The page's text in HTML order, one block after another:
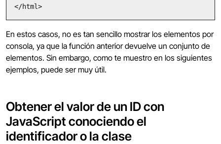
</html>
En estos casos, no es tan sencillo mostrar los elementos por
consola, ya que la función anterior devuelve un conjunto de
elementos. Sin embargo, como te muestro en los siguientes
ejemplos, puede ser muy útil.
Obtener el valor de un ID con
JavaScript conociendo el
identificador o la clase